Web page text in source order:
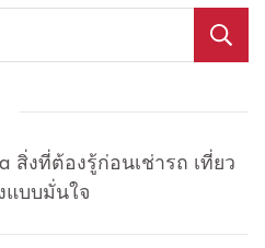
สิ่งที่ต้องรู้ก่อนเช่ารถ เที่ยว
แบบมั่นใจ